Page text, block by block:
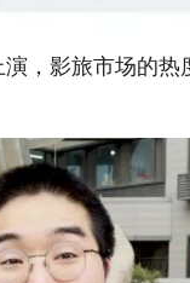
影旅市场的热